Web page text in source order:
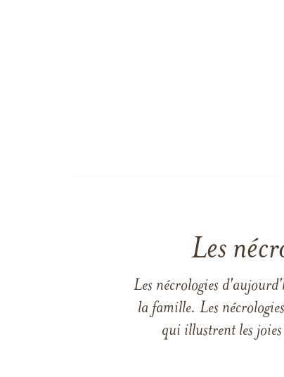
Les
Les nécrologies
la famille. Les
qui illustrent les